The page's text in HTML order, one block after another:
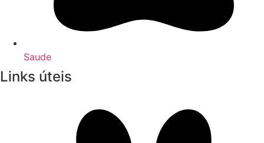
Saude
Links úteis